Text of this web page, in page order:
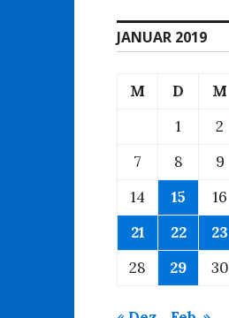
JANUAR 2019
M D M
1
2
7
8 9
14
15 16
21
22 23
28
29 30